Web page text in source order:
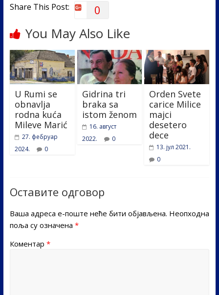
Share This Post: 0
You May Also Like
U Rumi se
obnavlja
rodna kuća
Mileve Marić
27. фебруар
2024.
0
Gidrina tri
braka sa
istom ženom
16. август
2022.
0
Orden Svete
carice Milice
majci
desetero
dece
13. јул 2021.
0
Оставите одговор
Ваша адреса е-поште неће бити објављена. Неопходна
поља су означена *
Коментар *